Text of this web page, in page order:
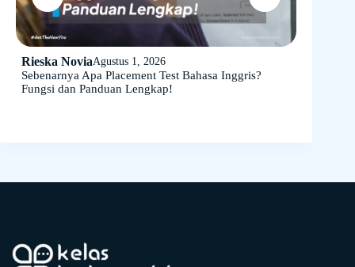
Rieska NoviaAgustus 1, 2026
Sebenarnya Apa Placement Test Bahasa Inggris?
Fungsi dan Panduan Lengkap!